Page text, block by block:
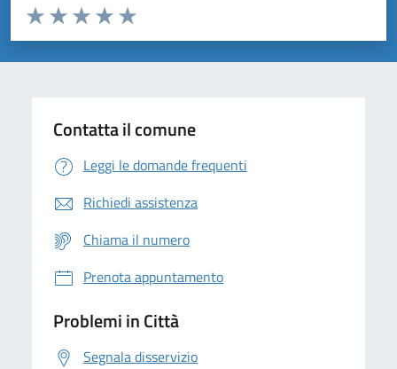
Domanda
Valuta da 1 a 5 stelle la pagina
Valuta 5 stelle su 5
Valuta 4 stelle su 5
Valuta 3 stelle su 5
Valuta 2 stelle su 5
Valuta 1 stelle su 5
Contatta il comune
Leggi le domande frequenti
Richiedi assistenza
Chiama il numero
Prenota appuntamento
Problemi in Città
Segnala disservizio